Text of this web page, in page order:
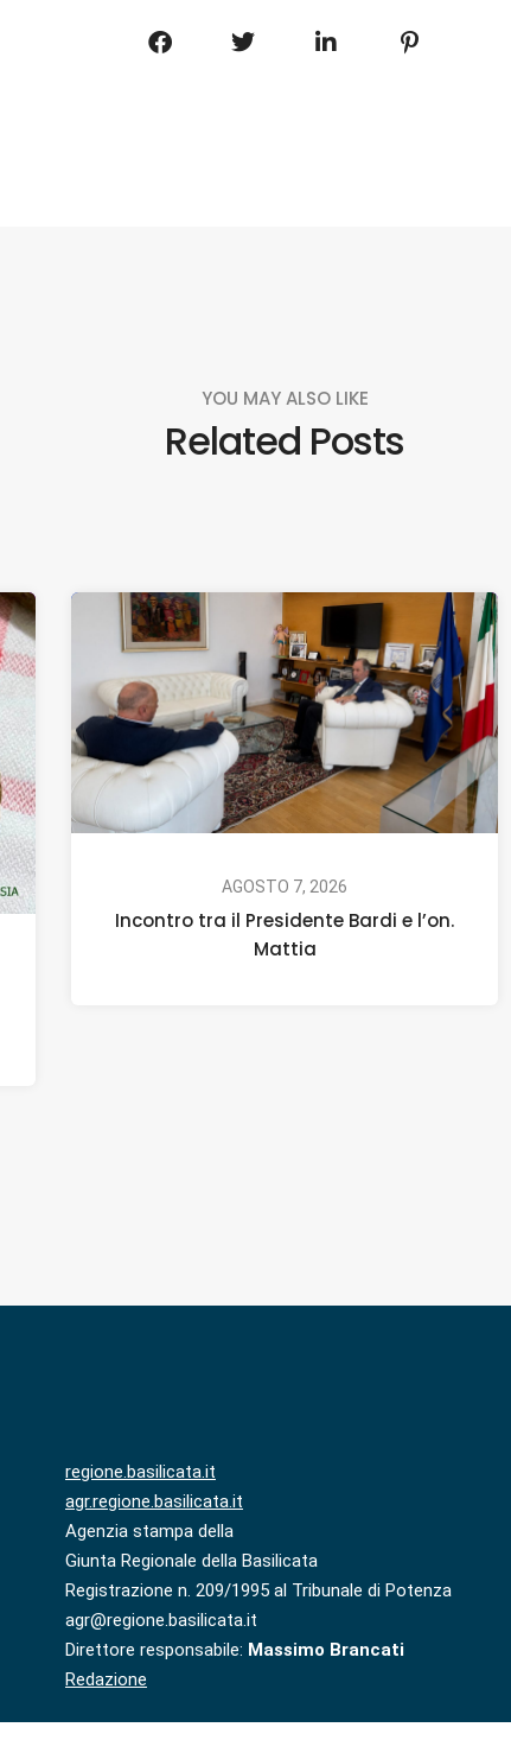
YOU MAY ALSO LIKE
Related Posts
AGOSTO 7, 2026
Incontro tra il Presidente Bardi e l’on.
Mattia
regione.basilicata.it
agr.regione.basilicata.it
Agenzia stampa della
Giunta Regionale della Basilicata
Registrazione n. 209/1995 al Tribunale di Potenza
agr@regione.basilicata.it
Direttore responsabile: Massimo Brancati
Redazione